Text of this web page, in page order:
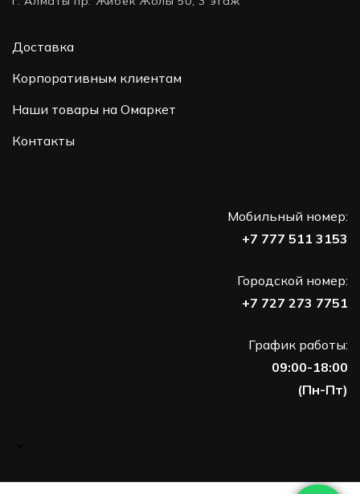
Доставка
Корпоративным клиентам
Наши товары на Омаркет
Контакты
Мобильный номер:
+7 777 511 3153
Городской номер:
+7 727 273 7751
График работы:
09:00-18:00
(Пн-Пт)